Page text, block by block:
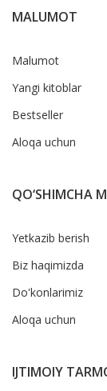
MALUMOT
Malumot
Yangi kitoblar
Bestseller
Aloqa uchun
QO‘SHIMCHA
Yetkazib berish
Biz haqimizda
Do'konlarimiz
Aloqa uchun
IJTIMOIY